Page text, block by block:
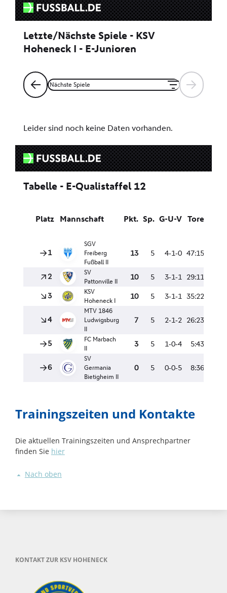
Trainingszeiten und Kontakte
Die aktuellen Trainingszeiten und Ansprechpartner
finden Sie hier
Nach oben
KONTAKT ZUR KSV HOHENECK